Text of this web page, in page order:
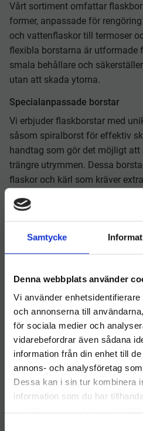
Samtycke
Denna webbplats använder
Vi använder
och annonserna till
för sociala medier och
vidarebefordrar även sådana
information från din enhet till
annons- och analysföretag
Dessa kan i sin tur kombinera
information som du har
Vårt sortiment omfattar
former, anpassade för
och vattenflaskor till termoser
flexibla borstarna är utformade
smala behållare och
utan att skada ytorna.
Specialanpassade borstar
Vi erbjuder flaskborstar med
såsom spiralborst för effektiv
handtag som gör det möjligt att
trängre utrymmen. Dessa
flaskor och kärl som kräver
laboratoriemiljöer.
Ergonomiska handtag
Detta underlättar rengöringen
händer och handleder, även vid
längre arbetsmoment.
Utforska Hygieneleeds
rätt produkt för dina specifika
hygieniska och
flaskor och behållare. Kontakta
eller offert vid större
Välkommen till
Vill du handla som företag